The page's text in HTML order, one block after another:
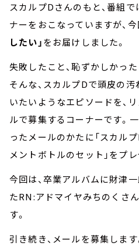
スカルプDさんのもと、番組
ナーをおこなっていますが、今
したい」をお届けしました。
失敗したこと、恥ずかしかった
そんな、スカルプDで頭皮の
いたいようなエピソードを、
ルで募集するコーナーです。
ったメールのかたに「スカル
メントボトルのセット」をプレ
今回は、卒業アルバムに財津
たRN:アドマイヤみちのくさ
す。
引き続き、メールを募集しま